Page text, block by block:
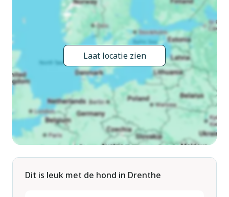
Laat locatie zien
Dit is leuk met de hond in Drenthe